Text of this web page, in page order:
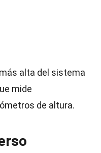
más alta del sistema
mide
de altura.